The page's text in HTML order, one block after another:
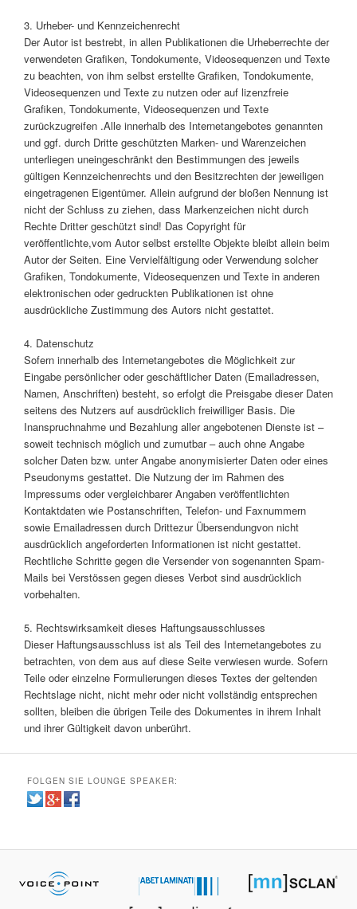
3. Urheber- und Kennzeichenrecht
Der Autor ist bestrebt, in allen Publikationen die Urheberrechte der
verwendeten Grafiken, Tondokumente, Videosequenzen und Texte
zu beachten, von ihm selbst erstellte Grafiken, Tondokumente,
Videosequenzen und Texte zu nutzen oder auf lizenzfreie
Grafiken, Tondokumente, Videosequenzen und Texte
zurückzugreifen .Alle innerhalb des Internetangebotes genannten
und ggf. durch Dritte geschützten Marken- und Warenzeichen
unterliegen uneingeschränkt den Bestimmungen des jeweils
gültigen Kennzeichenrechts und den Besitzrechten der jeweiligen
eingetragenen Eigentümer. Allein aufgrund der bloßen Nennung ist
nicht der Schluss zu ziehen, dass Markenzeichen nicht durch
Rechte Dritter geschützt sind! Das Copyright für
veröffentlichte,vom Autor selbst erstellte Objekte bleibt allein beim
Autor der Seiten. Eine Vervielfältigung oder Verwendung solcher
Grafiken, Tondokumente, Videosequenzen und Texte in anderen
elektronischen oder gedruckten Publikationen ist ohne
ausdrückliche Zustimmung des Autors nicht gestattet.
4. Datenschutz
Sofern innerhalb des Internetangebotes die Möglichkeit zur
Eingabe persönlicher oder geschäftlicher Daten (Emailadressen,
Namen, Anschriften) besteht, so erfolgt die Preisgabe dieser Daten
seitens des Nutzers auf ausdrücklich freiwilliger Basis. Die
Inanspruchnahme und Bezahlung aller angebotenen Dienste ist –
soweit technisch möglich und zumutbar – auch ohne Angabe
solcher Daten bzw. unter Angabe anonymisierter Daten oder eines
Pseudonyms gestattet. Die Nutzung der im Rahmen des
Impressums oder vergleichbarer Angaben veröffentlichten
Kontaktdaten wie Postanschriften, Telefon- und Faxnummern
sowie Emailadressen durch Drittezur Übersendungvon nicht
ausdrücklich angeforderten Informationen ist nicht gestattet.
Rechtliche Schritte gegen die Versender von sogenannten Spam-
Mails bei Verstössen gegen dieses Verbot sind ausdrücklich
vorbehalten.
5. Rechtswirksamkeit dieses Haftungsausschlusses
Dieser Haftungsausschluss ist als Teil des Internetangebotes zu
betrachten, von dem aus auf diese Seite verwiesen wurde. Sofern
Teile oder einzelne Formulierungen dieses Textes der geltenden
Rechtslage nicht, nicht mehr oder nicht vollständig entsprechen
sollten, bleiben die übrigen Teile des Dokumentes in ihrem Inhalt
und ihrer Gültigkeit davon unberührt.
FOLGEN SIE LOUNGE SPEAKER: